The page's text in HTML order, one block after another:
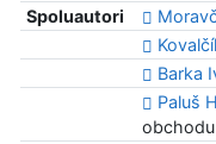
Spoluautori
Barka
Paluš